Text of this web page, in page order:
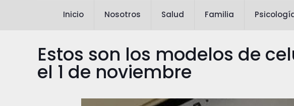
Inicio Nosotros Salud Familia
Estos son los modelos de
el 1 de noviembre